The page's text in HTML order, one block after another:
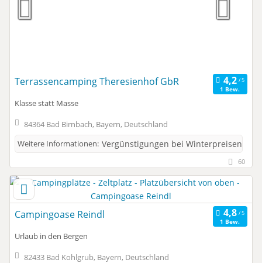
Terrassencamping Theresienhof GbR
1 Bew.
Klasse statt Masse
84364 Bad Birnbach, Bayern, Deutschland
Weitere Informationen: Vergünstigungen bei Winterpreisen
60
Campingoase Reindl
1 Bew.
Urlaub in den Bergen
82433 Bad Kohlgrub, Bayern, Deutschland